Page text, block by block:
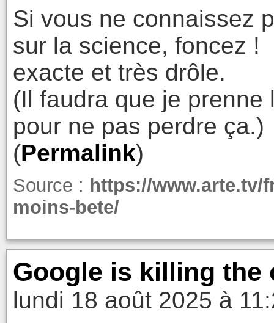
Si vous ne connaissez
sur la science, foncez !
exacte et très drôle.
(Il faudra que je
pour ne pas perdre ça.)
(Permalink)
Source : https://www.arte.tv/
moins-bete/
Google is killing the
lundi 18 août 2025 à